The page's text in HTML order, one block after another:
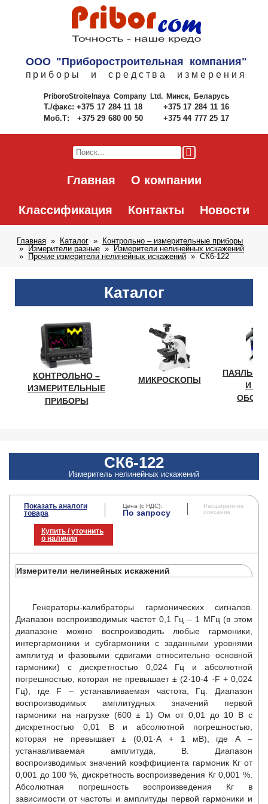
ООО "Приборостроительная компания"
приборы и средства измерения
PriboroStroitelnaya Company Ltd.Минск, Беларусь
Т./факс: +375 17 284 11 18
+375 17 284 11 16
Моб.Т:
+375 29 680 00 50 +375 44 777 25 17
Главная О компании
Классификация Контакты Новости
Главная Каталог
Контрольно – измерительные приборы
Измерители разные
Измерители нелинейных искажений
Прочие измерители нелинейных искажений
CК6-122
Каталог
КОНТРОЛЬНО –
ИЗМЕРИТЕЛЬНЫЕ
ПРИБОРЫ
МИКРОСКОПЫ
И
CК6-122
Измеритель нелинейных искажений
Показать аналоги
товара
Цена (с НДС):
По запросу
Расширенное
описание
Купить / уточнить
о наличии
Измерители нелинейных искажений
Генераторы-калибраторы гармонических сигналов.
Диапазон воспроизводимых частот 0,1 Гц – 1 МГц (в этом
диапазоне можно воспроизводить любые гармоники,
интергармоники и субгармоники с заданными уровнями
амплитуд и фазовыми сдвигами относительно основной
гармоники) с дискретностью 0,024 Гц и абсолютной
погрешностью, которая не превышает ± (2·10-4 ·F + 0,024
Гц), где F – устанавливаемая частота, Гц. Диапазон
воспроизводимых амплитудных значений первой
гармоники на нагрузке (600 ± 1) Ом от 0,01 до 10 В с
дискретностью 0,01 В и абсолютной погрешностью,
которая не превышает ± (0,01·А + 1 мВ), где А –
устанавливаемая амплитуда, В. Диапазон
воспроизводимых значений коэффициента гармоник Кг от
0,001 до 100 %, дискретность воспроизведения Кг 0,001 %.
Абсолютная погрешность воспроизведения Кг в
зависимости от частоты и амплитуды первой гармоники и